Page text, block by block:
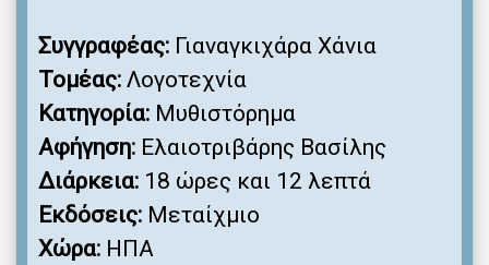
Συγγραφέας: Γιαναγκιχάρα Χάνια
Τομέας: Λογοτεχνία
Κατηγορία: Μυθιστόρημα
Αφήγηση: Ελαιοτριβάρης Βασίλης
Διάρκεια: 18 ώρες και 12 λεπτά
Εκδόσεις: Μεταίχμιο
Χώρα: ΗΠΑ